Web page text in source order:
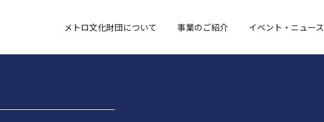
メトロ文化財団について 事業のご紹介 イベント・ニュース